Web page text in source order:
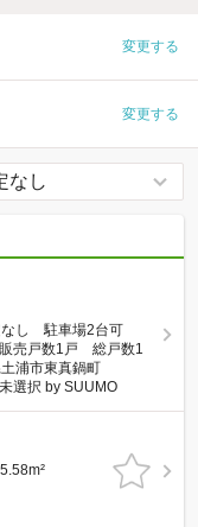
変更する
変更する
なし 駐車場2台可
売戸数1戸 総戸数1
浦市東真鍋町
択 by SUUMO